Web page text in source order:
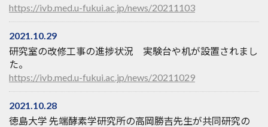
https://ivb.med.u-fukui.ac.jp/news/20211103
2021.10.29
研究室の改修工事の進捗状況 実験台や机が設置されまし
た。
https://ivb.med.u-fukui.ac.jp/news/20211029
2021.10.28
徳島大学 先端酵素学研究所の高岡勝吉先生が共同研究の